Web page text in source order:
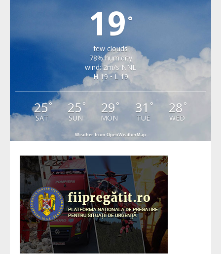
19 °
few clouds
78% humidity
wind: 2m/s NNE
H 19 • L 19
25°
SAT
25 °
SUN
29 °
MON
31 °
TUE
28 °
WED
Weather from OpenWeatherMap